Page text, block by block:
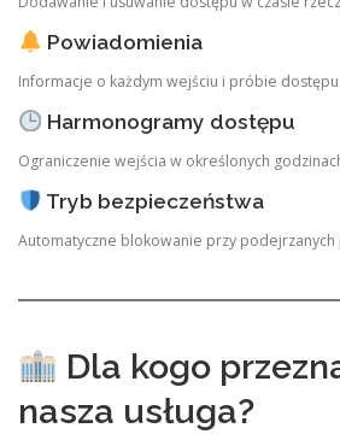
Powiadomienia
Informacje o każdym wejściu i próbie dostępu.
Harmonogramy dostępu
Ograniczenie wejścia w określonych
Tryb bezpieczeństwa
Automatyczne blokowanie przy podejrzanych
Dla kogo
nasza usługa?